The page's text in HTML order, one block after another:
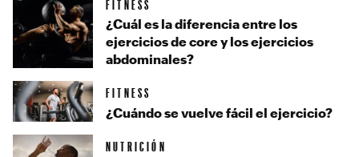
FITNESS
¿Cuál es la diferencia entre los
ejercicios de core y los ejercicios
abdominales?
FITNESS
¿Cuándo se vuelve fácil el ejercicio?
NUTRICIÓN